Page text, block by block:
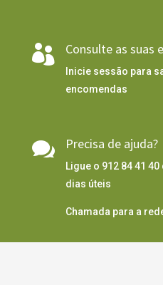
 Consulte as suas
Inicie sessão para
encomendas
 Precisa de ajuda?
Ligue o 912 84 41
dias úteis
Chamada para a